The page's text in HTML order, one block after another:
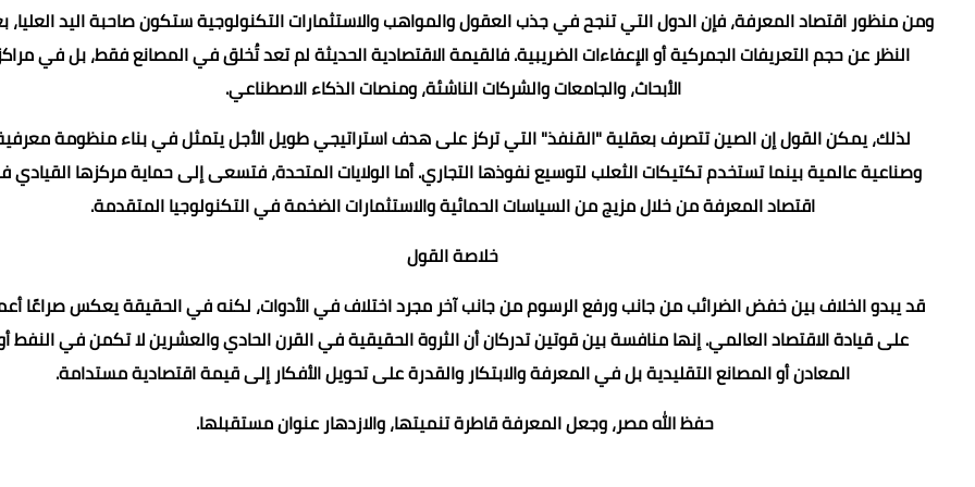
ومن منظور اقتصاد المعرفة، فإن الدول التي تنجح في جذب العقول والمواهب والاستثمارات التكنولوجية ستكون صاحبة اليد
النظر عن حجم التعريفات الجمركية أو الإعفاءات الضريبية. فالقيمة الاقتصادية الحديثة لم تعد تُخلق في المصانع فقط، بل في
الأبحاث، والجامعات والشركات الناشئة، ومنصات الذكاء الاصطناعي.
لذلك، يمكن القول إن الصين تتصرف بعقلية "القنفذ" التي تركز على هدف استراتيجي طويل الأجل يتمثل في بناء منظومة
وصناعية عالمية بينما تستخدم تكتيكات الثعلب لتوسيع نفوذها التجاري. أما الولايات المتحدة، فتسعى إلى حماية مركزها
اقتصاد المعرفة من خلال مزيج من السياسات الحمائية والاستثمارات الضخمة في التكنولوجيا المتقدمة.
خلاصة القول
قد يبدو الخلاف بين خفض الضرائب من جانب ورفع الرسوم من جانب آخر مجرد اختلاف في الأدوات، لكنه في الحقيقة يعكس صراعًا
على قيادة الاقتصاد العالمي. إنها منافسة بين قوتين تدركان أن الثروة الحقيقية في القرن الحادي والعشرين لا تكمن في النفط
المعادن أو المصانع التقليدية بل في المعرفة والابتكار والقدرة على تحويل الأفكار إلى قيمة اقتصادية مستدامة.
حفظ الله مصر، وجعل المعرفة قاطرة تنميتها، والازدهار عنوان مستقبلها.